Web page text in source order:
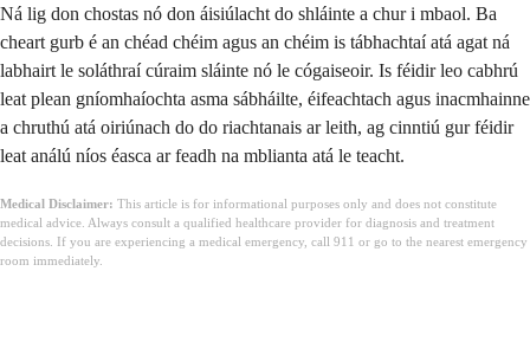
Ná lig don chostas nó don áisiúlacht do shláinte a chur i mbaol. Ba
cheart gurb é an chéad chéim agus an chéim is tábhachtaí atá agat ná
labhairt le soláthraí cúraim sláinte nó le cógaiseoir. Is féidir leo cabhrú
leat plean gníomhaíochta asma sábháilte, éifeachtach agus inacmhainne
a chruthú atá oiriúnach do do riachtanais ar leith, ag cinntiú gur féidir
leat análú níos éasca ar feadh na mblianta atá le teacht.
Medical Disclaimer: This article is for informational purposes only and does not constitute
medical advice. Always consult a qualified healthcare provider for diagnosis and treatment
decisions. If you are experiencing a medical emergency, call 911 or go to the nearest emergency
room immediately.